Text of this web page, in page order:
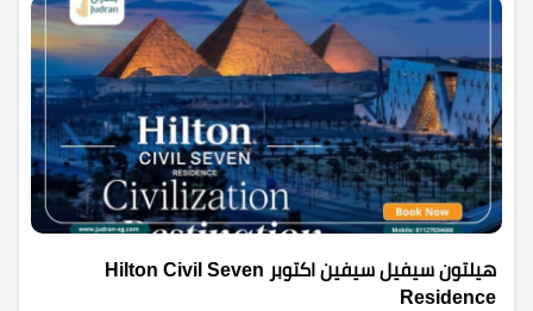
هيلتون سيفيل سيفين اكتوبر Hilton Civil Seven
Residence